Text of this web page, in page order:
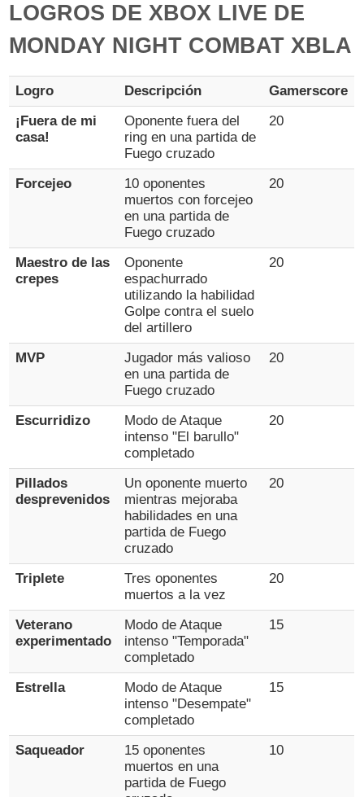
LOGROS DE XBOX LIVE DE
MONDAY NIGHT COMBAT XBLA
Logro Descripción
Gamerscore
¡Fuera de mi
casa!
Oponente fuera del
ring en una partida de
Fuego cruzado
20
Forcejeo
10 oponentes
muertos con forcejeo
en una partida de
Fuego cruzado
20
Maestro de las
crepes
Oponente
espachurrado
utilizando la habilidad
Golpe contra el suelo
del artillero
20
MVP
Jugador más valioso
en una partida de
Fuego cruzado
20
Escurridizo
Modo de Ataque
intenso "El barullo"
completado
20
Pillados
desprevenidos
Un oponente muerto
mientras mejoraba
habilidades en una
partida de Fuego
cruzado
20
Triplete
Tres oponentes
muertos a la vez
20
Veterano
experimentado
Modo de Ataque
intenso "Temporada"
completado
15
Estrella
Modo de Ataque
intenso "Desempate"
completado
15
Saqueador
15 oponentes
muertos en una
partida de Fuego
10